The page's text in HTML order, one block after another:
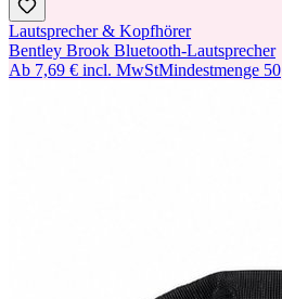
Lautsprecher & Kopfhörer
Bentley Brook Bluetooth-Lautsprecher
Ab 7,69 € incl. MwStMindestmenge 50